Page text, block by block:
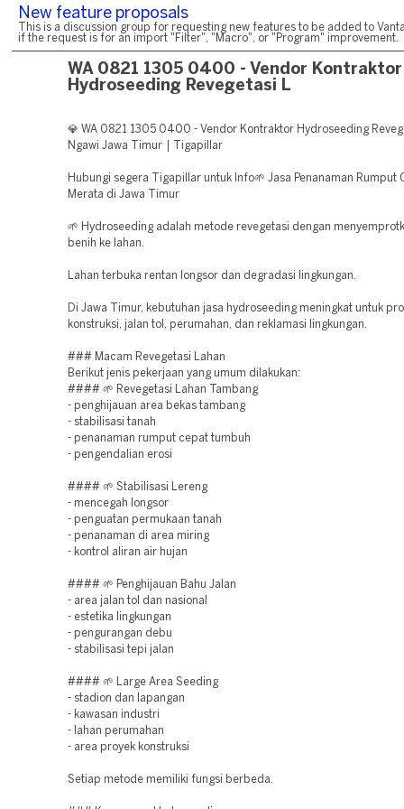
New feature proposals
This is a discussion group for requesting new features to be added to
if the request is for an import "Filter", "Macro", or "Program" improvement.
WA 0821 1305 0400 - Vendor Kontraktor
Hydroseeding Revegetasi L
💎 WA 0821 1305 0400 - Vendor Kontraktor Hydroseeding
Ngawi Jawa Timur | Tigapillar
Hubungi segera Tigapillar untuk Info🌱 Jasa Penanaman Rumput
Merata di Jawa Timur
🌱 Hydroseeding adalah metode revegetasi dengan
benih ke lahan.
Lahan terbuka rentan longsor dan degradasi lingkungan.
Di Jawa Timur, kebutuhan jasa hydroseeding meningkat untuk
konstruksi, jalan tol, perumahan, dan reklamasi lingkungan.
### Macam Revegetasi Lahan
Berikut jenis pekerjaan yang umum dilakukan:
#### 🌱 Revegetasi Lahan Tambang
- penghijauan area bekas tambang
- stabilisasi tanah
- penanaman rumput cepat tumbuh
- pengendalian erosi
#### 🌱 Stabilisasi Lereng
- mencegah longsor
- penguatan permukaan tanah
- penanaman di area miring
- kontrol aliran air hujan
#### 🌱 Penghijauan Bahu Jalan
- area jalan tol dan nasional
- estetika lingkungan
- pengurangan debu
- stabilisasi tepi jalan
#### 🌱 Large Area Seeding
- stadion dan lapangan
- kawasan industri
- lahan perumahan
- area proyek konstruksi
Setiap metode memiliki fungsi berbeda.